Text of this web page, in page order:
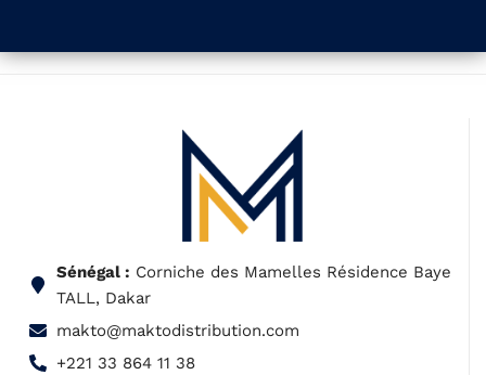
Sénégal : Corniche des Mamelles Résidence Baye
TALL, Dakar
makto@maktodistribution.com
+221 33 864 11 38